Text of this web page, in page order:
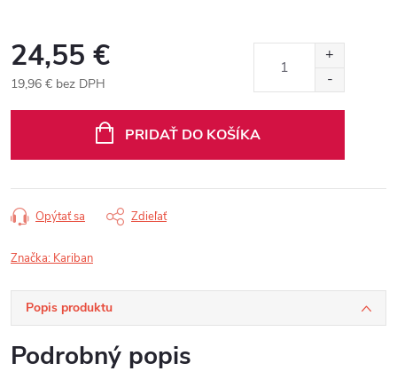
24,55 €
19,96 € bez DPH
PRIDAŤ DO KOŠÍKA
Opýtať sa Zdieľať
Značka: Kariban
Popis produktu
Podrobný popis